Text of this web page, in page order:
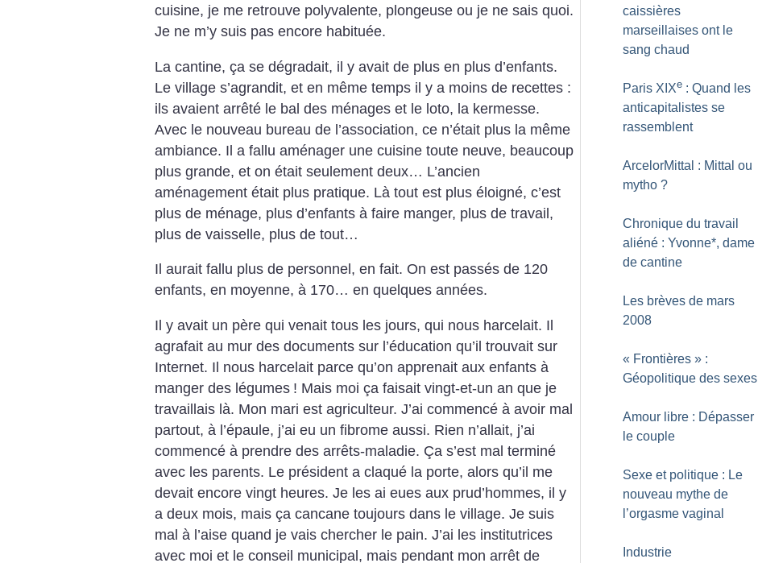
cuisine, je me retrouve polyvalente, plongeuse ou je ne sais quoi.
Je ne m’y suis pas encore habituée.
La cantine, ça se dégradait, il y avait de plus en plus d’enfants.
Le village s’agrandit, et en même temps il y a moins de recettes :
ils avaient arrêté le bal des ménages et le loto, la kermesse.
Avec le nouveau bureau de l’association, ce n’était plus la même
ambiance. Il a fallu aménager une cuisine toute neuve, beaucoup
plus grande, et on était seulement deux… L’ancien
aménagement était plus pratique. Là tout est plus éloigné, c’est
plus de ménage, plus d’enfants à faire manger, plus de travail,
plus de vaisselle, plus de tout…
Il aurait fallu plus de personnel, en fait. On est passés de 120
enfants, en moyenne, à 170… en quelques années.
Il y avait un père qui venait tous les jours, qui nous harcelait. Il
agrafait au mur des documents sur l’éducation qu’il trouvait sur
Internet. Il nous harcelait parce qu’on apprenait aux enfants à
manger des légumes ! Mais moi ça faisait vingt-et-un an que je
travaillais là. Mon mari est agriculteur. J’ai commencé à avoir mal
partout, à l’épaule, j’ai eu un fibrome aussi. Rien n’allait, j’ai
commencé à prendre des arrêts-maladie. Ça s’est mal terminé
avec les parents. Le président a claqué la porte, alors qu’il me
devait encore vingt heures. Je les ai eues aux prud’hommes, il y
a deux mois, mais ça cancane toujours dans le village. Je suis
mal à l’aise quand je vais chercher le pain. J’ai les institutrices
avec moi et le conseil municipal, mais pendant mon arrêt de
caissières
marseillaises ont le
sang chaud
Paris XIXe : Quand les
anticapitalistes se
rassemblent
ArcelorMittal : Mittal ou
mytho ?
Chronique du travail
aliéné : Yvonne*, dame
de cantine
Les brèves de mars
2008
« Frontières » :
Géopolitique des sexes
Amour libre : Dépasser
le couple
Sexe et politique : Le
nouveau mythe de
l’orgasme vaginal
Industrie